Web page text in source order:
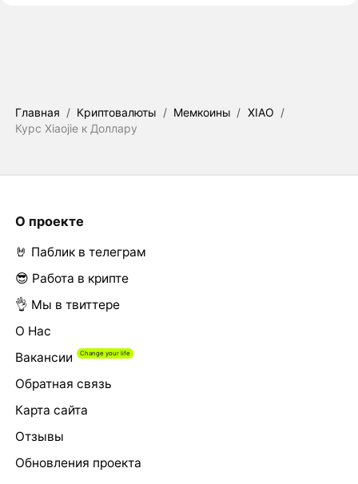
Главная / Криптовалюты / Мемкоины / XIAO /
Курс Xiaojie к Доллару
О проекте
🤘 Паблик в телеграм
😎 Работа в крипте
👌 Мы в твиттере
О Нас
Вакансии
Обратная связь
Карта сайта
Отзывы
Обновления проекта